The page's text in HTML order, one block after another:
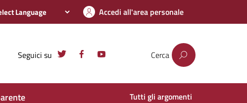
Accedi all'area personale
Seguici su Cerca
Tutti gli argomenti